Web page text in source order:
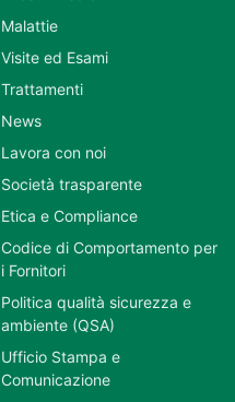
Malattie
Visite ed Esami
Trattamenti
News
Lavora con noi
Società trasparente
Etica e Compliance
Codice di Comportamento per
i Fornitori
Politica qualità sicurezza e
ambiente (QSA)
Ufficio Stampa e
Comunicazione